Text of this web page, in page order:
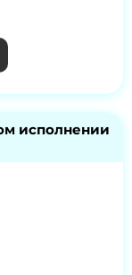
исполнении